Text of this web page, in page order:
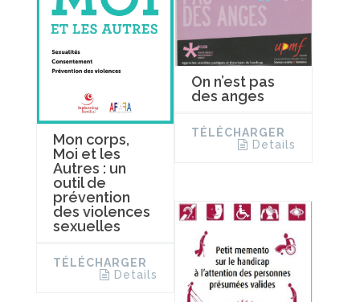
Mon corps,
Moi et les
Autres : un
outil de
prévention
des violences
sexuelles
TÉLÉCHARGER
Details
On n’est pas
des anges
TÉLÉCHARGER
Details